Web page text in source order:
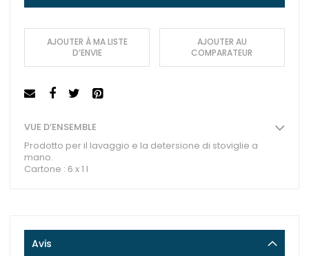
AJOUTER À MA LISTE
D’ENVIE
AJOUTER AU
COMPARATEUR
VUE D’ENSEMBLE
Prodotto per il lavaggio e la detersione di stoviglie a
mano.
Cartone : 6 x 1 l
Avis